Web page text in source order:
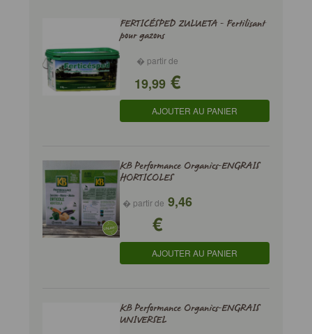
FERTICÉSPED ZULUETA - Fertilisant
pour gazons
� partir de
19,99€
AJOUTER AU PANIER
KB Performance Organics-ENGRAIS
HORTICOLES
� partir de 9,46
€
AJOUTER AU PANIER
KB Performance Organics-ENGRAIS
UNIVERSEL